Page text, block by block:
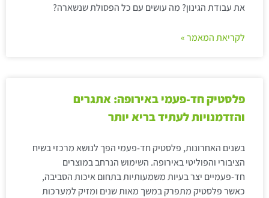
את עבודת הגינון? מה עושים עם כל הפסולת שנשארה?
לקריאת המאמר »
פלסטיק חד-פעמי באירופה: אתגרים
והזדמנויות לעתיד בריא יותר
בשנים האחרונות, פלסטיק חד-פעמי הפך לנושא מרכזי בשיח
הציבורי והפוליטי באירופה. השימוש הנרחב במוצרים
חד-פעמיים יצר בעיות משמעותיות בתחום איכות הסביבה,
כאשר פלסטיק מתפרק במשך מאות שנים ומזיק למערכות